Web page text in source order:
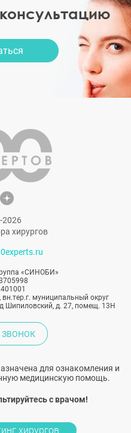
хирургов
«СИНОБИ»
муниципальный округ
Шипиловский, д. 27, помещ. 13Н
ЗВОНОК
для ознакомления и
медицинскую помощь.
с врачом!
хирургов